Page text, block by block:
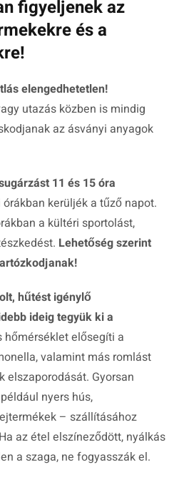
figyeljenek az
és a
elengedhetetlen!
utazás közben is mindig
az ásványi anyagok
11 és 15 óra
kerüljék a tűző napot.
a kültéri sportolást,
Lehetőség szerint
hűtést igénylő
ideig tegyük ki a
hőmérséklet elősegíti a
valamint más romlást
elszaporodását. Gyorsan
nyers hús,
– szállításához
az étel elszíneződött, nyálkás
a szaga, ne fogyasszák el.